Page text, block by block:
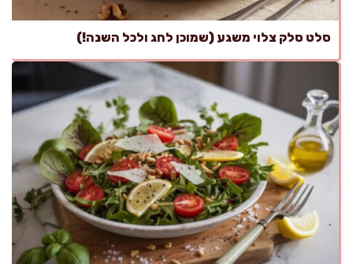
סלט סלק צלוי משגע (שמוכן לחג ולכל השנה!)